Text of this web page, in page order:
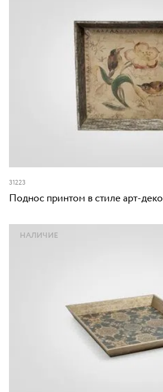
31223
Поднос принтом в стиле арт-деко
НАЛИЧИЕ